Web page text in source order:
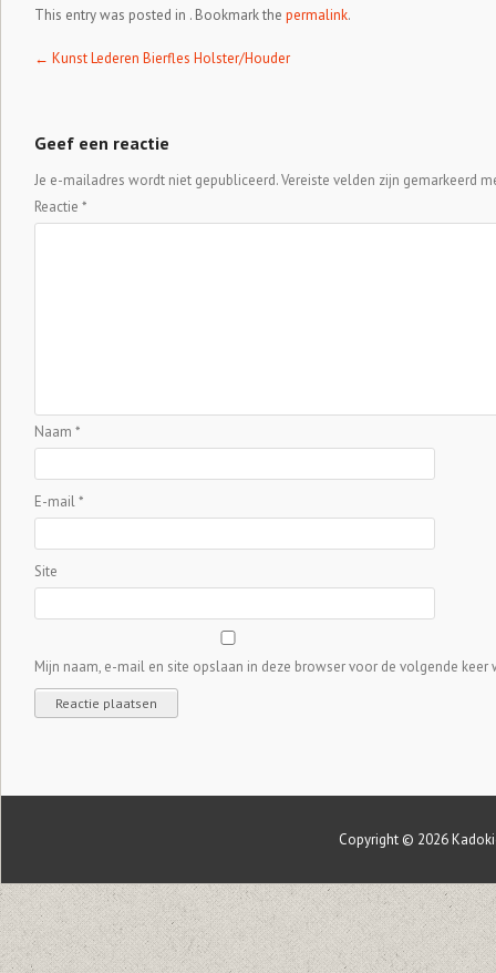
This entry was posted in . Bookmark the permalink.
Post navigation
← Kunst Lederen Bierfles Holster/Houder
Geef een reactie
Je e-mailadres wordt niet gepubliceerd.Vereiste velden zijn gemarkeerd
Reactie *
Naam *
E-mail*
Site
Mijn naam, e-mail en site opslaan in deze browser voor de volgende keer
Copyright © 2026